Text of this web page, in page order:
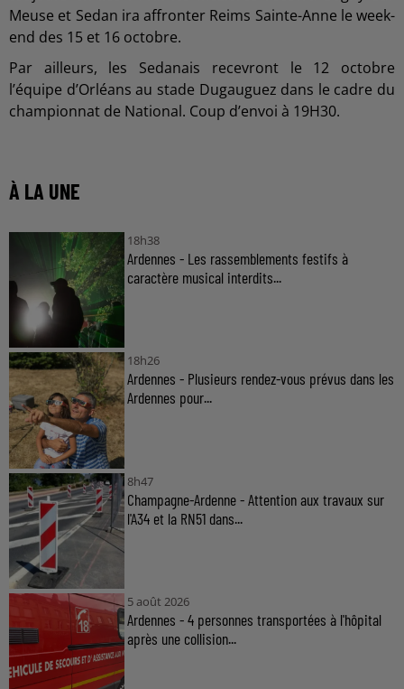
Meuse et Sedan ira affronter Reims Sainte-Anne le week-
end des 15 et 16 octobre.
Par ailleurs, les Sedanais recevront le 12 octobre
l’équipe d’Orléans au stade Dugauguez dans le cadre du
championnat de National. Coup d’envoi à 19H30.
À LA UNE
18h38
Ardennes - Les rassemblements festifs à
caractère musical interdits...
18h26
Ardennes - Plusieurs rendez-vous prévus dans les
Ardennes pour...
8h47
Champagne-Ardenne - Attention aux travaux sur
l'A34 et la RN51 dans...
5 août 2026
Ardennes - 4 personnes transportées à l'hôpital
après une collision...